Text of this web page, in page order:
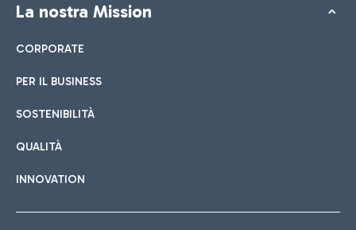
La nostra Mission
CORPORATE
PER IL BUSINESS
SOSTENIBILITÀ
QUALITÀ
INNOVATION